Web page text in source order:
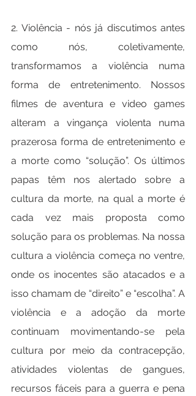
2. Violência - nós já discutimos antes
como nós, coletivamente,
transformamos a violência numa
forma de entretenimento. Nossos
filmes de aventura e video games
alteram a vingança violenta numa
prazerosa forma de entretenimento e
a morte como “solução”. Os últimos
papas têm nos alertado sobre a
cultura da morte, na qual a morte é
cada vez mais proposta como
solução para os problemas. Na nossa
cultura a violência começa no ventre,
onde os inocentes são atacados e a
isso chamam de “direito” e “escolha”. A
violência e a adoção da morte
continuam movimentando-se pela
cultura por meio da contracepção,
atividades violentas de gangues,
recursos fáceis para a guerra e pena